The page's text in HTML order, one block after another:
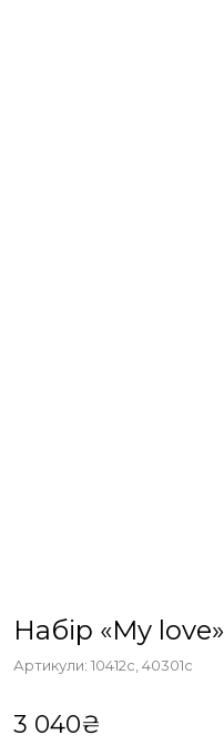
Набір «My love»
Артикули: 10412с, 40301с
3 040₴